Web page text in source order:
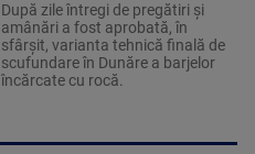
După zile întregi de pregătiri și
amânări a fost aprobată, în
sfârșit, varianta tehnică finală de
scufundare în Dunăre a barjelor
încărcate cu rocă.